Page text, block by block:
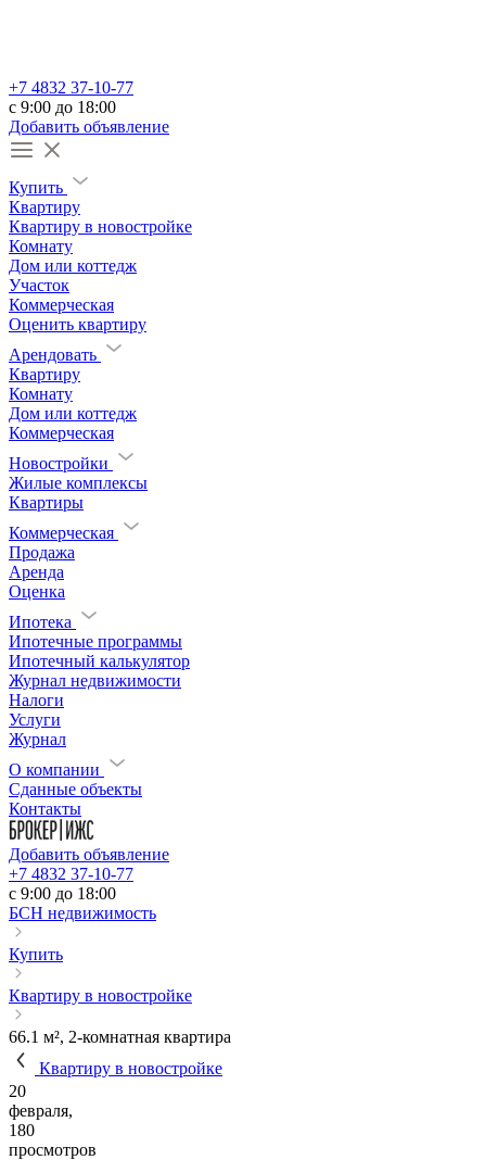
+7 4832 37-10-77
c 9:00 до 18:00
Добавить объявление
Купить
Квартиру
Квартиру в новостройке
Комнату
Дом или коттедж
Участок
Коммерческая
Оценить квартиру
Арендовать
Квартиру
Комнату
Дом или коттедж
Коммерческая
Новостройки
Жилые комплексы
Квартиры
Коммерческая
Продажа
Аренда
Оценка
Ипотека
Ипотечные программы
Ипотечный калькулятор
Журнал недвижимости
Налоги
Услуги
Журнал
О компании
Сданные объекты
Контакты
Добавить объявление
+7 4832 37-10-77
c 9:00 до 18:00
БСН недвижимость
Купить
Квартиру в новостройке
66.1 м², 2-комнатная квартира
Квартиру в новостройке
20
февраля,
180
просмотров